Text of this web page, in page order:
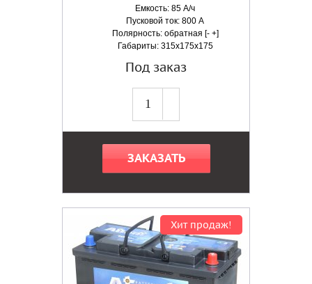
Емкость: 85 А/ч
Пусковой ток: 800 А
Полярность: обратная [- +]
Габариты: 315x175x175
Под заказ
ЗАКАЗАТЬ
Хит продаж!